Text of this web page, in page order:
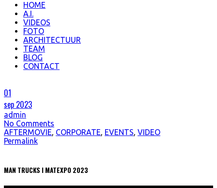
HOME
A.I.
VIDEOS
FOTO
ARCHITECTUUR
TEAM
BLOG
CONTACT
01
sep 2023
admin
No Comments
AFTERMOVIE, CORPORATE, EVENTS, VIDEO
Permalink
MAN TRUCKS I MATEXPO 2023